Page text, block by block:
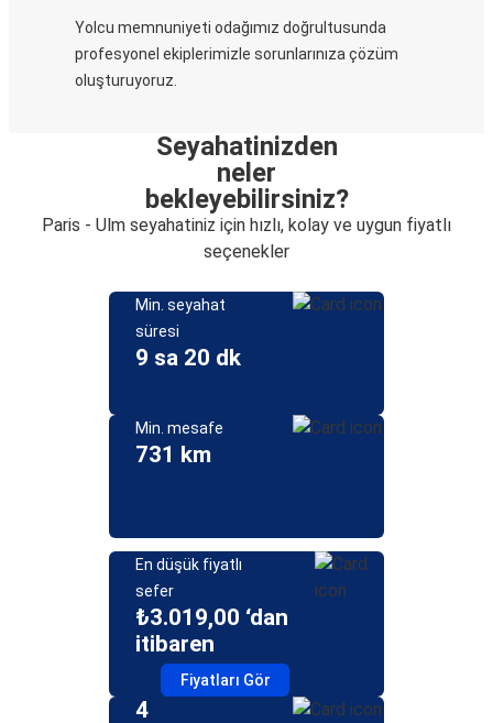
Yolcu memnuniyeti odağımız doğrultusunda
profesyonel ekiplerimizle sorunlarınıza çözüm
oluşturuyoruz.
Seyahatinizden
neler
bekleyebilirsiniz?
Paris - Ulm seyahatiniz için hızlı, kolay ve uygun fiyatlı
seçenekler
Min. seyahat
süresi
9 sa 20 dk
Min. mesafe
731 km
En düşük fiyatlı
sefer
₺3.019,00 ‘dan
itibaren
Fiyatları Gör
4